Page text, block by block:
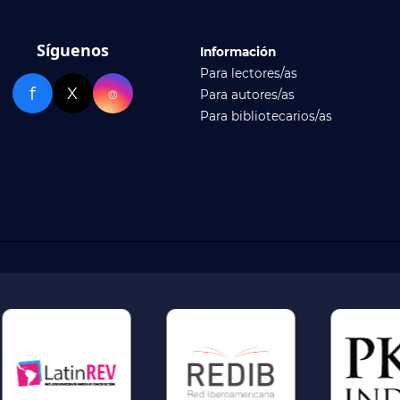
Síguenos
f X ⌾
Información
Para lectores/as
Para autores/as
Para bibliotecarios/as